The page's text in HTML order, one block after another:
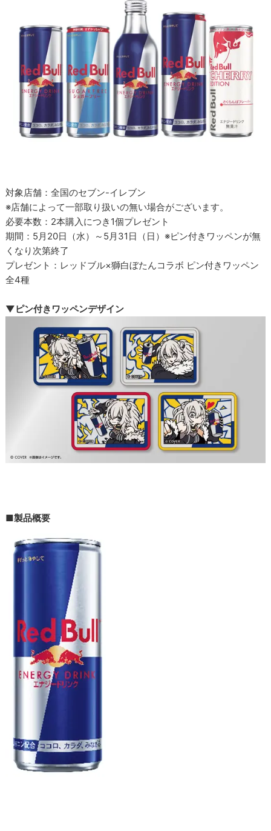
対象店舗：全国のセブン-イレブン
※店舗によって一部取り扱いの無い場合がございます。
必要本数：2本購入につき1個プレゼント
期間：5月20日（水）～5月31日（日）※ピン付きワッペンが無
くなり次第終了
プレゼント：レッドブル×獅白ぼたんコラボ ピン付きワッペン
全4種
▼ピン付きワッペンデザイン
■製品概要